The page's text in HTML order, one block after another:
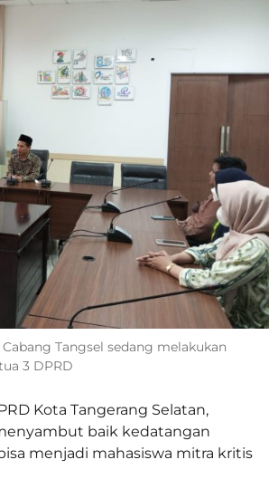
Tangsel sedang melakukan
3 DPRD
Kota Tangerang Selatan,
baik kedatangan
menjadi mahasiswa mitra kritis